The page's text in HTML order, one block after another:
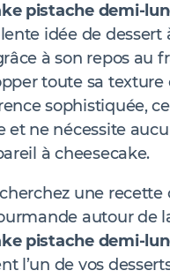
pistache demi-
idée de dessert
à son repos au
toute sa texture
sophistiquée,
et ne nécessite
à cheesecake.
une
autour de
pistache demi-
l’un de vos